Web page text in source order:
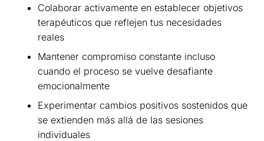
Colaborar activamente en establecer objetivos
terapéuticos que reflejen tus necesidades
reales
Mantener compromiso constante incluso
cuando el proceso se vuelve desafiante
emocionalmente
Experimentar cambios positivos sostenidos que
se extienden más allá de las sesiones
individuales